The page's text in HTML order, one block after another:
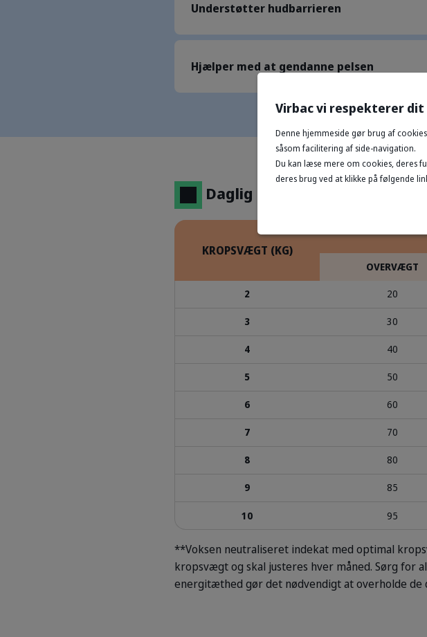
Understøtter hudbarrieren
Hjælper med at gendanne pelsen
Daglig mængde
KROPSVÆGT (KG)
OVERVÆGT
2 20
3 30
4 40
5 50
6 60
7 70
8 80
9 85
10 95
**Voksen neutraliseret indekat med optimal
kropsvægt og skal justeres hver måned. Sørg for
energitæthed gør det nødvendigt at overholde
Virbac vi respekterer
Denne hjemmeside gør brug af
såsom facilitering af side-navigation.
Du kan læse mere om cookies, deres
deres brug ved at klikke på følgende